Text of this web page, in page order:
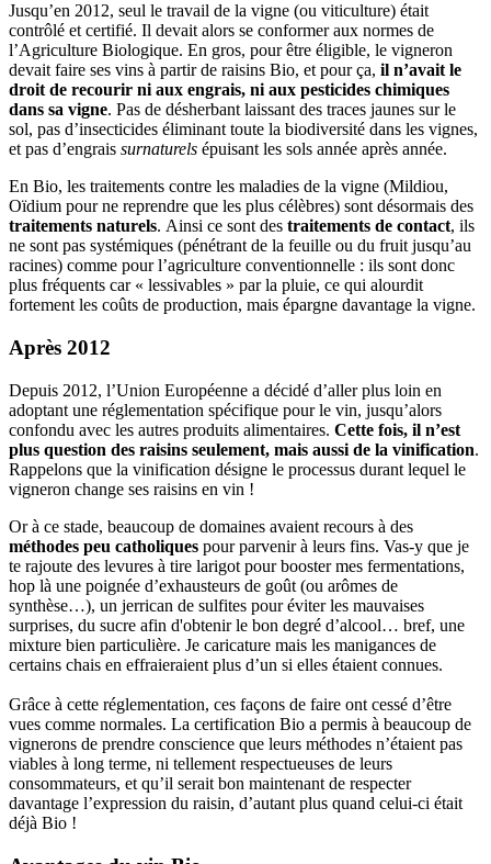
Jusqu’en 2012, seul le travail de la vigne (ou viticulture) était
contrôlé et certifié. Il devait alors se conformer aux normes de
l’Agriculture Biologique. En gros, pour être éligible, le vigneron
devait faire ses vins à partir de raisins Bio, et pour ça, il n’avait le
droit de recourir ni aux engrais, ni aux pesticides chimiques
dans sa vigne. Pas de désherbant laissant des traces jaunes sur le
sol, pas d’insecticides éliminant toute la biodiversité dans les vignes,
et pas d’engrais surnaturels épuisant les sols année après année.
En Bio, les traitements contre les maladies de la vigne (Mildiou,
Oïdium pour ne reprendre que les plus célèbres) sont désormais des
traitements naturels. Ainsi ce sont des traitements de contact, ils
ne sont pas systémiques (pénétrant de la feuille ou du fruit jusqu’au
racines) comme pour l’agriculture conventionnelle : ils sont donc
plus fréquents car « lessivables » par la pluie, ce qui alourdit
fortement les coûts de production, mais épargne davantage la vigne.
Après 2012
Depuis 2012, l’Union Européenne a décidé d’aller plus loin en
adoptant une réglementation spécifique pour le vin, jusqu’alors
confondu avec les autres produits alimentaires. Cette fois, il n’est
plus question des raisins seulement, mais aussi de la vinification.
Rappelons que la vinification désigne le processus durant lequel le
vigneron change ses raisins en vin !
Or à ce stade, beaucoup de domaines avaient recours à des
méthodes peu catholiques pour parvenir à leurs fins. Vas-y que je
te rajoute des levures à tire larigot pour booster mes fermentations,
hop là une poignée d’exhausteurs de goût (ou arômes de
synthèse…), un jerrican de sulfites pour éviter les mauvaises
surprises, du sucre afin d'obtenir le bon degré d’alcool… bref, une
mixture bien particulière. Je caricature mais les manigances de
certains chais en effraieraient plus d’un si elles étaient connues.
Grâce à cette réglementation, ces façons de faire ont cessé d’être
vues comme normales. La certification Bio a permis à beaucoup de
vignerons de prendre conscience que leurs méthodes n’étaient pas
viables à long terme, ni tellement respectueuses de leurs
consommateurs, et qu’il serait bon maintenant de respecter
davantage l’expression du raisin, d’autant plus quand celui-ci était
déjà Bio !